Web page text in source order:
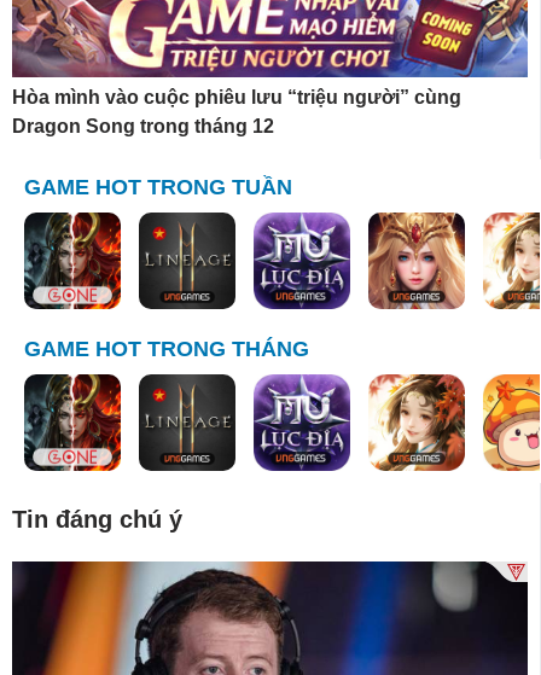
Hòa mình vào cuộc phiêu lưu “triệu người” cùng
Dragon Song trong tháng 12
GAME HOT TRONG TUẦN
GAME HOT TRONG THÁNG
Tin đáng chú ý